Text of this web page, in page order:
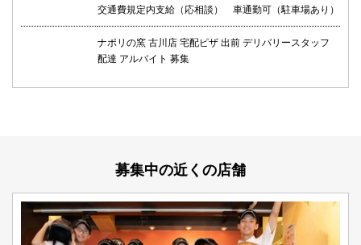
交通費規定内支給（応相談） 車通勤可（駐車場あり）
ナポリの窯 古川店 宅配ピザ 出前 デリバリースタッフ
配達 アルバイト 募集
募集中の近くの店舗